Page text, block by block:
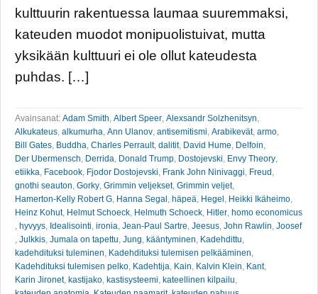
kulttuurin rakentuessa laumaa suuremmaksi,
kateuden muodot monipuolistuivat, mutta
yksikään kulttuuri ei ole ollut kateudesta
puhdas. […]
Avainsanat: Adam Smith, Albert Speer, Alexsandr Solzhenitsyn,
Alkukateus, alkumurha, Ann Ulanov, antisemitismi, Arabikevät, armo,
Bill Gates, Buddha, Charles Perrault, dalitit, David Hume, Delfoin,
Der Ubermensch, Derrida, Donald Trump, Dostojevski, Envy Theory,
etiikka, Facebook, Fjodor Dostojevski, Frank John Ninivaggi, Freud ,
gnothi seauton, Gorky, Grimmin veljekset, Grimmin veljet,
Hamerton-Kelly Robert G, Hanna Segal , häpeä, Hegel , Heikki Ikäheimo,
Heinz Kohut, Helmut Schoeck, Helmuth Schoeck, Hitler, homo economicus
, hyvyys, Idealisointi, ironia, Jean-Paul Sartre, Jeesus, John Rawlin, Joosef
, Julkkis, Jumala on tapettu, Jung, kääntyminen, Kadehdittu,
kadehdituksi tuleminen, Kadehdituksi tulemisen pelkääminen,
Kadehdituksi tulemisen pelko, Kadehtija, Kain, Kalvin Klein, Kant,
Karin Jironet, kastijako, kastisysteemi, kateellinen kilpailu,